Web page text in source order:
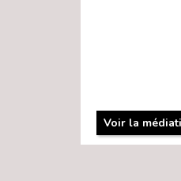
Voir la